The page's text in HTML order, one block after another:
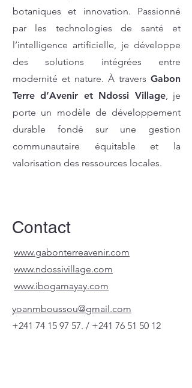
botaniques et innovation. Passionné
par les technologies de santé et
l’intelligence artificielle, je développe
des solutions intégrées entre
modernité et nature. À travers Gabon
Terre d’Avenir et Ndossi Village, je
porte un modèle de développement
durable fondé sur une gestion
communautaire équitable et la
valorisation des ressources locales.
Contact
www.gabonterreavenir.com
www.ndossivillage.com
www.ibogamayay.com
yoanmboussou@gmail.com
+241 74 15 97 57. / +241 76 51 50 12